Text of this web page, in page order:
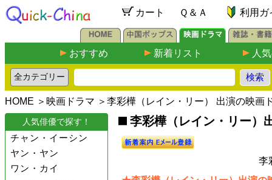
カート Ｑ＆Ａ 利用ガ
おすすめ 新着リスト 人
HOME ＞ 映画ドラマ ＞李彩樺（レイン・リー） 出演の映画
人気俳優で探す！
チャン・イーシン
ヤン・ヤン
ワン・カイ
李彩樺（レイン・リー）
李